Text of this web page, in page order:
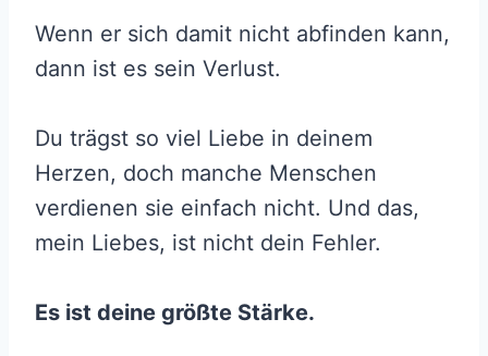
Wenn er sich damit nicht abfinden kann,
dann ist es sein Verlust.
Du trägst so viel Liebe in deinem
Herzen, doch manche Menschen
verdienen sie einfach nicht. Und das,
mein Liebes, ist nicht dein Fehler.
Es ist deine größte Stärke.